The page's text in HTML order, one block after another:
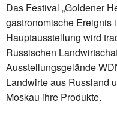
Das Festival „Goldener
gastronomische Ereignis
Hauptausstellung wird
Russischen
Ausstellungsgelände
Landwirte aus Russland
Moskau ihre Produkte.